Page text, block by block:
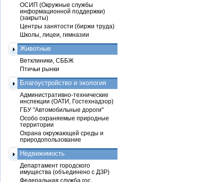
ОСИП (Окружные службы
информационной поддержки)
(закрыты)
Центры занятости (биржи труда)
Школы, лицеи, гимназии
Животные
Ветклиники, СББЖ
Птичьи рынки
Благоустройство и экология
Административно-технические
инспекции (ОАТИ, Гостехнадзор)
ГБУ "Автомобильные дороги"
Особо охраняемые природные
территории
Охрана окружающей среды и
природопользование
Недвижимость
Департамент городского
имущества (объединено с ДЗР)
Федеральная служба гос.